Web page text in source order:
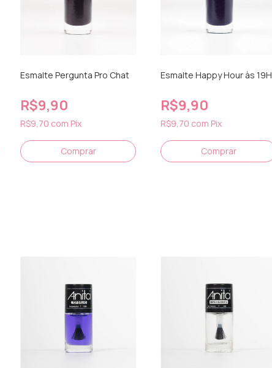
Esmalte Pergunta Pro Chat
R$9,90
R$9,70 com Pix
Esmalte Happy Hour às 19H
R$9,90
R$9,70 com Pix